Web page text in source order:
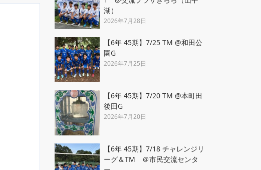
湖）
2026年7月28日
【6年 45期】7/25 TM @和田公
園G
2026年7月25日
【6年 45期】7/20 TM @本町田
後田G
2026年7月20日
【6年 45期】7/18 チャレンジリ
ーグ＆TM ＠市民交流センタ